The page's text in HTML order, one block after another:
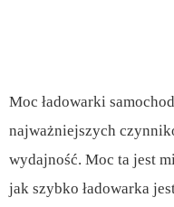
Moc ładowarki
najważniejszych
wydajność. Moc ta jest
jak szybko ładowarka